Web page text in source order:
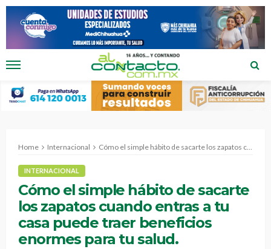
Home Internacional Cómo el simple hábito de sacarte los zapatos cuando entras a tu casa puede traer beneficios enormes para tu salud.
INTERNACIONAL
Cómo el simple hábito de sacarte
los zapatos cuando entras a tu
casa puede traer beneficios
enormes para tu salud.